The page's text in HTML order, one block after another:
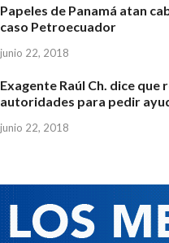
Papeles de Panamá atan
caso Petroecuador
junio 22, 2018
Exagente Raúl Ch. dice que
autoridades para pedir
junio 22, 2018